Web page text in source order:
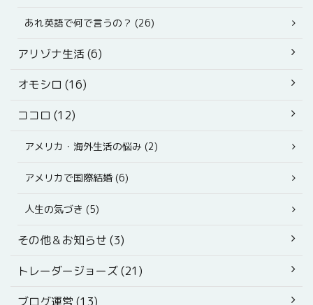
あれ英語で何で言うの？ (26)
アリゾナ生活 (6)
オモシロ (16)
ココロ (12)
アメリカ・海外生活の悩み (2)
アメリカで国際結婚 (6)
人生の気づき (5)
その他＆お知らせ (3)
トレーダージョーズ (21)
ブログ運営 (13)